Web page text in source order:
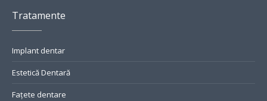
Tratamente
Implant dentar
Estetică Dentară
Fațete dentare